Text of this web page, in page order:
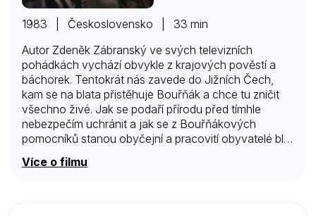
1983 | Československo | 33 min
Autor Zdeněk Zábranský ve svých televizních
pohádkách vychází obvykle z krajových pověstí a
báchorek. Tentokrát nás zavede do Jižních Čech,
kam se na blata přistěhuje Bouřňák a chce tu zničit
všechno živé. Jak se podaří přírodu před tímhle
nebezpečím uchránit a jak se z Bouřňákových
pomocníků stanou obyčejní a pracovití obyvatelé blat
Věra Jordánová.
Více o filmu